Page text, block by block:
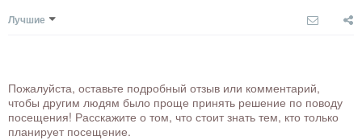
Лучшие
Пожалуйста, оставьте подробный отзыв или комментарий,
чтобы другим людям было проще принять решение по поводу
посещения! Расскажите о том, что стоит знать тем, кто только
планирует посещение.